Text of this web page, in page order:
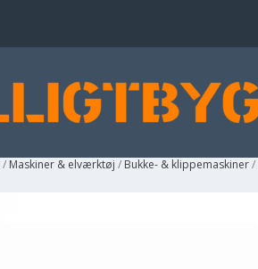
/ Maskiner & elværktøj / Bukke- & klippemaskiner/